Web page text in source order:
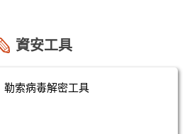
資安工具
勒索病毒解密工具